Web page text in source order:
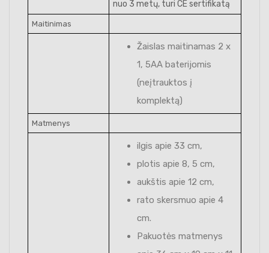
nuo 3 metų, turi CE sertifikatą
Maitinimas
Žaislas maitinamas 2 x
1, 5AA baterijomis
(neįtrauktos į
komplektą)
Matmenys
ilgis apie 33 cm,
plotis apie 8, 5 cm,
aukštis apie 12 cm,
rato skersmuo apie 4
cm.
Pakuotės matmenys